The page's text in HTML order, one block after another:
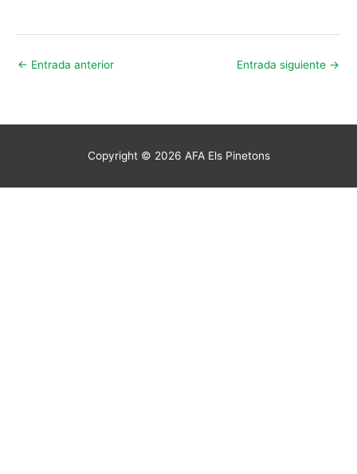
← Entrada anterior Entrada siguiente →
Copyright © 2026 AFA Els Pinetons